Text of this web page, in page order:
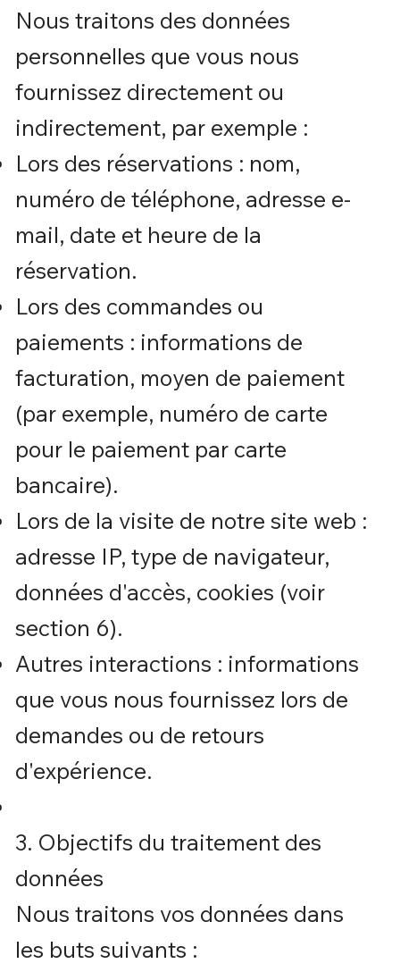
Nous traitons des données
personnelles que vous nous
fournissez directement ou
indirectement, par exemple :
Lors des réservations : nom,
numéro de téléphone, adresse e-
mail, date et heure de la
réservation.
Lors des commandes ou
paiements : informations de
facturation, moyen de paiement
(par exemple, numéro de carte
pour le paiement par carte
bancaire).
Lors de la visite de notre site web :
adresse IP, type de navigateur,
données d'accès, cookies (voir
section 6).
Autres interactions : informations
que vous nous fournissez lors de
demandes ou de retours
d'expérience.
3. Objectifs du traitement des
données
Nous traitons vos données dans
les buts suivants :